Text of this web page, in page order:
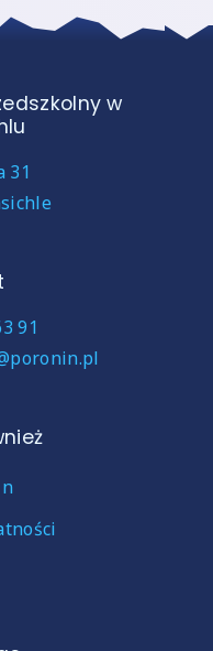
w
31
91